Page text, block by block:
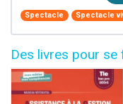
Spectacle Spectacle
Des livres pour se